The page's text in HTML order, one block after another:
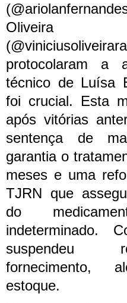
Oliveira
protocolaram a
técnico de Luísa
foi crucial. Esta
após vitórias
sentença de
garantia o
meses e uma
TJRN que
do
indeterminado.
suspendeu
fornecimento,
estoque.